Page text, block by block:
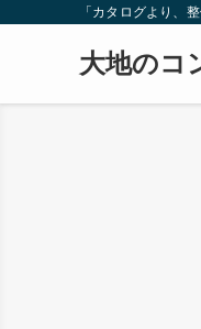
「カタログより、
大地のコ